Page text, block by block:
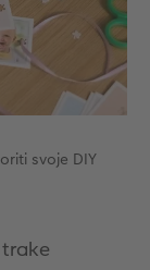
svoje DIY